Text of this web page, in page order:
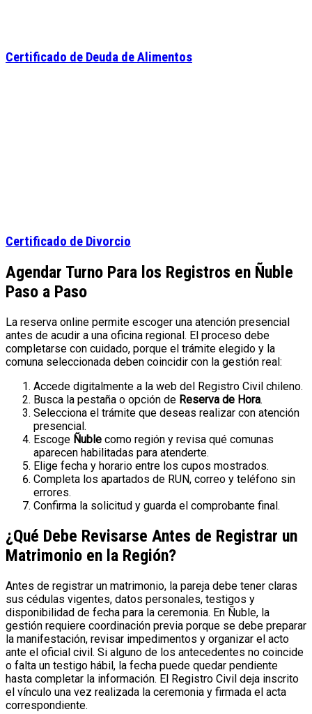
Certificado de Deuda de Alimentos
Certificado de Divorcio
Agendar Turno Para los Registros en Ñuble
Paso a Paso
La reserva online permite escoger una atención presencial
antes de acudir a una oficina regional. El proceso debe
completarse con cuidado, porque el trámite elegido y la
comuna seleccionada deben coincidir con la gestión real:
Accede digitalmente a la web del Registro Civil chileno.
Busca la pestaña o opción de Reserva de Hora.
Selecciona el trámite que deseas realizar con atención
presencial.
Escoge Ñuble como región y revisa qué comunas
aparecen habilitadas para atenderte.
Elige fecha y horario entre los cupos mostrados.
Completa los apartados de RUN, correo y teléfono sin
errores.
Confirma la solicitud y guarda el comprobante final.
¿Qué Debe Revisarse Antes de Registrar un
Matrimonio en la Región?
Antes de registrar un matrimonio, la pareja debe tener claras
sus cédulas vigentes, datos personales, testigos y
disponibilidad de fecha para la ceremonia. En Ñuble, la
gestión requiere coordinación previa porque se debe preparar
la manifestación, revisar impedimentos y organizar el acto
ante el oficial civil. Si alguno de los antecedentes no coincide
o falta un testigo hábil, la fecha puede quedar pendiente
hasta completar la información. El Registro Civil deja inscrito
el vínculo una vez realizada la ceremonia y firmada el acta
correspondiente.